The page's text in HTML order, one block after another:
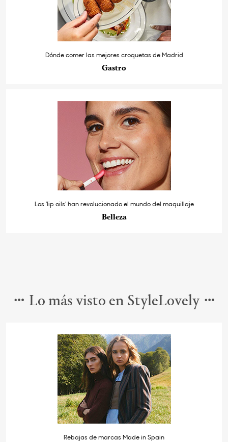
Dónde comer las mejores croquetas de Madrid
Gastro
Los ‘lip oils’ han revolucionado el mundo del maquillaje
Belleza
Lo más visto en StyleLovely
Rebajas de marcas Made in Spain